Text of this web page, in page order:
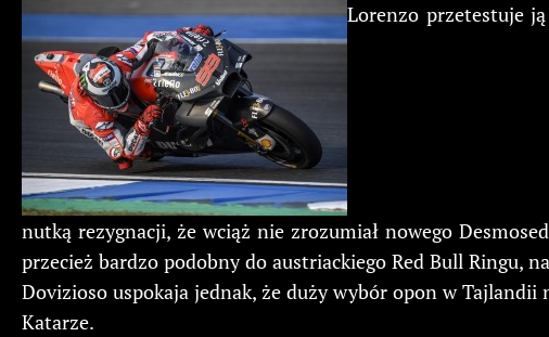
Lorenzo przetestuje
nutką rezygnacji, że wciąż nie zrozumiał nowego
przecież bardzo podobny do austriackiego Red Bull Ringu,
Dovizioso uspokaja jednak, że duży wybór opon w
Katarze.